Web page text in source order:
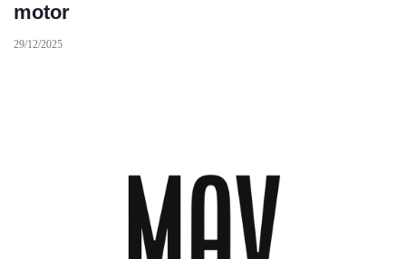
motor
29/12/2025